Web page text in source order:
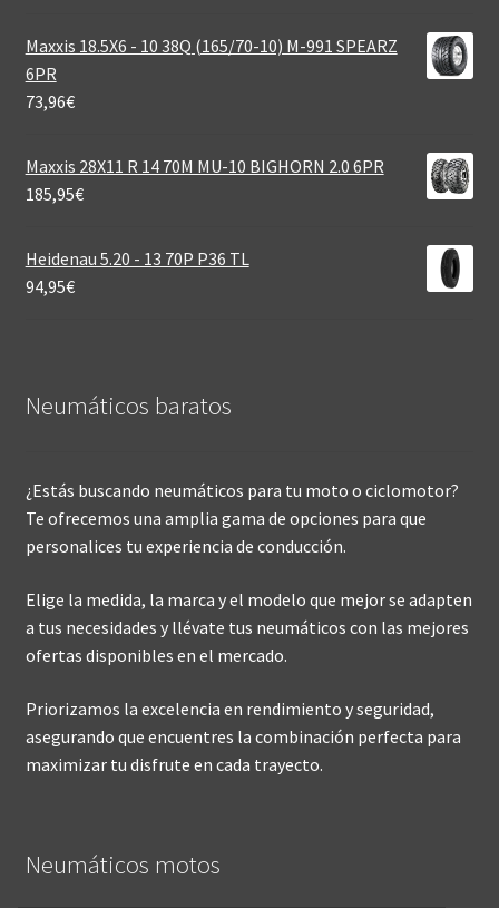
Maxxis 18.5X6 - 10 38Q (165/70-10) M-991 SPEARZ
6PR
73,96€
Maxxis 28X11 R 14 70M MU-10 BIGHORN 2.0 6PR
185,95€
Heidenau 5.20 - 13 70P P36 TL
94,95€
Neumáticos baratos
¿Estás buscando neumáticos para tu moto o ciclomotor?
Te ofrecemos una amplia gama de opciones para que
personalices tu experiencia de conducción.
Elige la medida, la marca y el modelo que mejor se adapten
a tus necesidades y llévate tus neumáticos con las mejores
ofertas disponibles en el mercado.
Priorizamos la excelencia en rendimiento y seguridad,
asegurando que encuentres la combinación perfecta para
maximizar tu disfrute en cada trayecto.
Neumáticos motos